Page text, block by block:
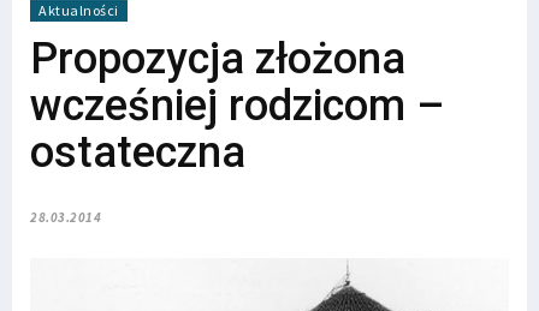
Aktualności
Propozycja złożona
wcześniej rodzicom –
ostateczna
28.03.2014